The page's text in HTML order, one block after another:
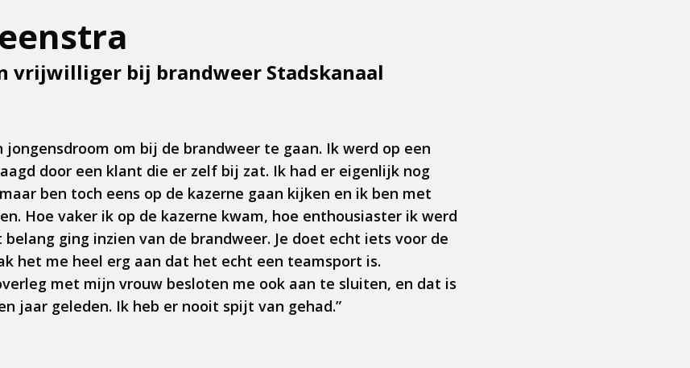
vrijwilliger bij brandweer Stadskanaal
jongensdroom om bij de brandweer te gaan. Ik werd op een
door een klant die er zelf bij zat. Ik had er eigenlijk nog
ben toch eens op de kazerne gaan kijken en ik ben met
Hoe vaker ik op de kazerne kwam, hoe enthousiaster ik werd
ging inzien van de brandweer. Je doet echt iets voor de
het me heel erg aan dat het echt een teamsport is.
met mijn vrouw besloten me ook aan te sluiten, en dat is
jaar geleden. Ik heb er nooit spijt van gehad.”